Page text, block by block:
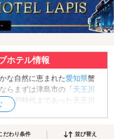
ホテル情報
な自然に恵まれた愛知県蟹
らまずは津島市の「 天王川
江戸時代まであった天王川
夏には睡蓮、秋には彼岸花や
く、その美しさは圧巻で
だわり条件 並び替え